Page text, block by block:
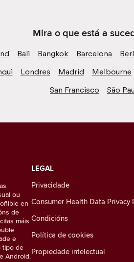
Mira o que está a
Bali Bangkok Barcelona
Londres Madrid Melbourne
San Francisco
São
ou
en
de
máis
e
tipo de
Android.
LEGAL
Privacidade
Consumer Health Data Privacy
Condicións
Política de cookies
Propiedade intelectual